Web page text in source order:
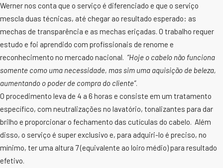
Werner nos conta que o serviço é diferenciado e que o serviço
mescla duas técnicas, até chegar ao resultado esperado: as
mechas de transparência e as mechas eriçadas. O trabalho requer
estudo e foi aprendido com profissionais de renome e
reconhecimento no mercado nacional. “Hoje o cabelo não funciona
somente como uma necessidade, mas sim uma aquisição de beleza,
aumentando o poder de compra do cliente”.
O procedimento leva de 4 a 6 horas e consiste em um tratamento
específico, com neutralizações no lavatório, tonalizantes para dar
brilho e proporcionar o fechamento das cutículas do cabelo. Além
disso, o serviço é super exclusivo e, para adquiri-lo é preciso, no
mínimo, ter uma altura 7 (equivalente ao loiro médio) para resultado
efetivo.